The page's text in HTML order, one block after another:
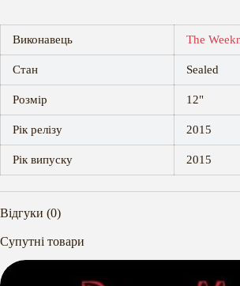
Виконавець The
Стан Sealed
Розмір 12"
Рік релізу 2015
Рік випуску 2015
Відгуки (0)
Супутні товари